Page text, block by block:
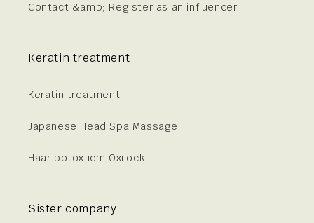
Contact &amp; Register as an influencer
Keratin treatment
Keratin treatment
Japanese Head Spa Massage
Haar botox icm Oxilock
Sister company